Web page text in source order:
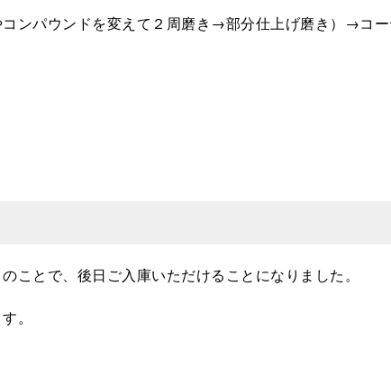
パウンドを変えて２周磨き→部分仕上げ磨き）→コー
ことで、後日ご入庫いただけることになりました。
。